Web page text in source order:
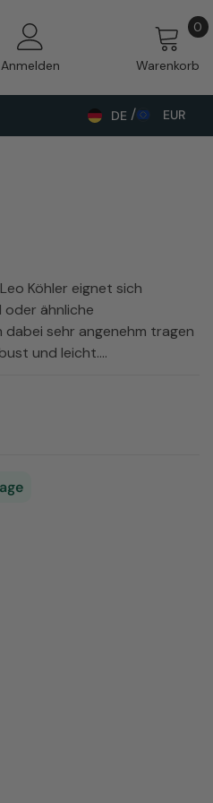
Anmelden Warenkorb
0 0
DE
DE
EUR
ALL
GBP
Köhler eignet sich
ähnliche
dabei sehr angenehm tragen
und leicht....